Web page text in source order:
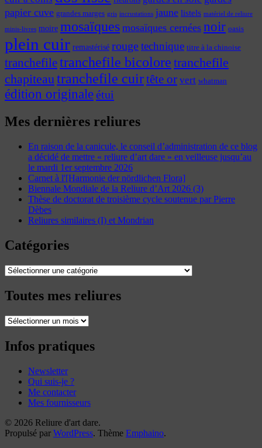
papier cuve grandes marges gris incrustations jaune listels matériel de reliure
minis-livres moire mosaïques mosaïques cernées noir oasis
plein cuir remastérisé rougetechnique titre à la chinoise
tranchefiletranchefile bicolore tranchefile
chapiteautranchefile cuirtête or vert whatman
édition originaleétui
Mes dernières reliures
En raison de la canicule, le conseil d’administration de ce blog
a décidé de mettre « reliure d’art dare » en veilleuse jusqu’au
le mardi 1er septembre 2026
Carnet à l'[Harmonie der nördlichen Flora]
Biennale Mondiale de la Reliure d’Art 2026 (3)
Thèse de doctorat de troisième cycle soutenue par Pierre
Dèbes
Reliures similaires (I) et Mondrian
Catégories
Catégories
Toutes mes reliures
Toutes
reliures
Infos pratiques
Newsletter
Qui suis-je ?
Me contacter
Mes fournisseurs
© 2026 Reliure d'art dare.
Propulsé par WordPress. Thème Emphaino.